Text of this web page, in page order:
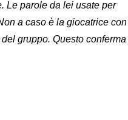
Le parole da lei usate per
a caso è la giocatrice con
gruppo. Questo conferma